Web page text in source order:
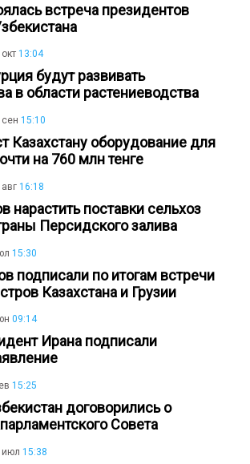
встреча президентов
13:04
будут развивать
в области растениеводства
сен 15:10
Казахстану оборудование для
на 760 млн тенге
16:18
нарастить поставки сельхоз
Персидского залива
15:30
подписали по итогам встречи
Казахстана и Грузии
09:14
Ирана подписали
15:25
договорились о
Совета
июл 15:38